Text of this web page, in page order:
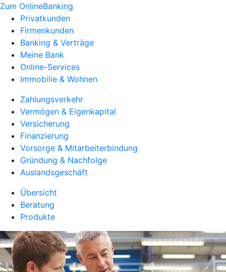
Zum OnlineBanking
Privatkunden
Firmenkunden
Banking & Verträge
Meine Bank
Online-Services
Immobilie & Wohnen
Zahlungsverkehr
Vermögen & Eigenkapital
Versicherung
Finanzierung
Vorsorge & Mitarbeiterbindung
Gründung & Nachfolge
Auslandsgeschäft
Übersicht
Beratung
Produkte